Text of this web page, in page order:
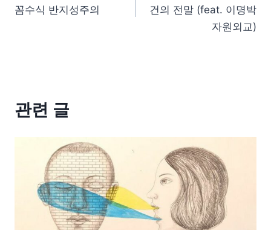
꼼수식 반지성주의
건의 전말 (feat. 이명박
자원외교)
관련 글